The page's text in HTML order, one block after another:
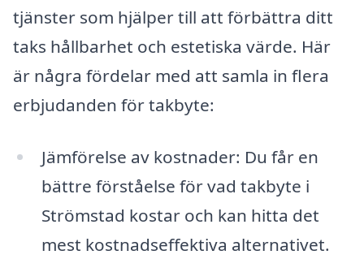
tjänster som hjälper till att förbättra ditt
taks hållbarhet och estetiska värde. Här
är några fördelar med att samla in flera
erbjudanden för takbyte:
Jämförelse av kostnader: Du får en
bättre förståelse för vad takbyte i
Strömstad kostar och kan hitta det
mest kostnadseffektiva alternativet.